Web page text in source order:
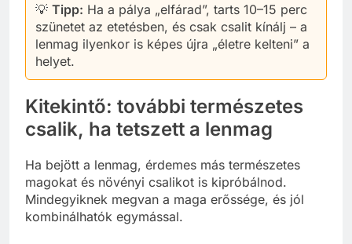
💡 Tipp: Ha a pálya „elfárad”, tarts 10–15 perc
szünetet az etetésben, és csak csalit kínálj – a
lenmag ilyenkor is képes újra „életre kelteni” a
helyet.
Kitekintő: további természetes
csalik, ha tetszett a lenmag
Ha bejött a lenmag, érdemes más természetes
magokat és növényi csalikot is kipróbálnod.
Mindegyiknek megvan a maga erőssége, és jól
kombinálhatók egymással.